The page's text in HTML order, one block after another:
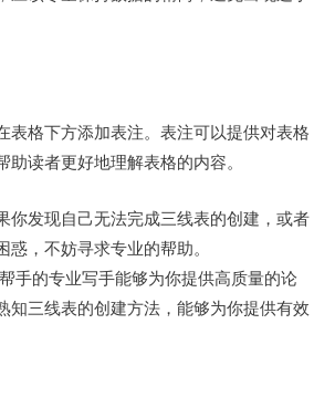
表格下方添加表注。表注可以提供对表格
助读者更好地理解表格的内容。
你发现自己无法完成三线表的创建，或者
惑，不妨寻求专业的帮助。
手的专业写手能够为你提供高质量的论
知三线表的创建方法，能够为你提供有效